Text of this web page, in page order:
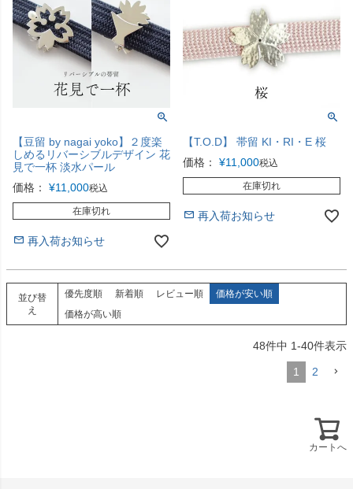
【豆留 by nagai yoko】２度楽
しめるリバーシブルデザイン 花
見で一杯 淡水パール
価格：
¥11,000税込
在庫切れ
再入荷お知らせ
【T.O.D】 帯留 KI・RI・E 桜
価格：
¥11,000税込
在庫切れ
再入荷お知らせ
並び替
え
優先度順 新着順 レビュー順
価格が安い順
価格が高い順
48件中 1-40件表示
1 2
カートへ